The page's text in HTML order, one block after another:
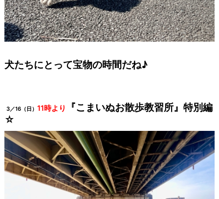
犬たちにとって宝物の時間だね♪
3／16（日） 11時より
『こまいぬお散歩教習所』特別編
☆